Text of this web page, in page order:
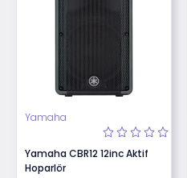
Yamaha
Yamaha CBR12 12inc Aktif
Hoparlör